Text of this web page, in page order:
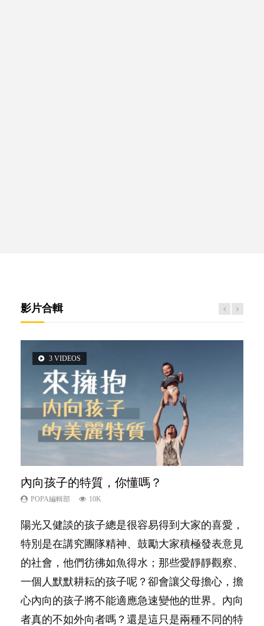
影片合輯
3 VIDEOS
內向孩子的特質，你懂嗎？
POPA編輯部 10K
陽光又健談的孩子總是很容易得到大家的喜愛，
特別是在講究團隊精神、鼓勵大家積極發表意見
的社會，他們彷彿如魚得水；那些愛靜靜觀察、
一個人默默耕耘的孩子呢？卻會讓父母擔心，擔
心內向的孩子將不能適應急速變他的世界。內向
者真的不如外向者嗎？還是這只是兩種不同的特
5 VIDEOS
夫妻必看！經營婚姻，沒捷徑
POPA編輯部 22.9K
你是不是也曾經以為只要跟相愛的人結婚，就自
然能走到白頭，但生了孩子卻發現事情不如你所
料？ 經營婚姻，不如我們想像的簡單，卻也不
是大家說得那麼難。一起來認識婚姻的真相！...
2 VIDEOS
想孩子學好外語，點做好？
POPA編輯部 9.9K
有人話學多種語言越早開始越好，有人卻說一時
間太多語言，會令孩子感到混淆，到底誰是誰
非？聽聽專家怎樣說，解開語言學習的迷思～...
14 VIDEOS
新手父母不用怕
POPA編輯部 16.3K
相信許多人初為人父母，由懷孕開始到孩子呱呱
落地，心中都有數之不盡的問題～這裡一次過集
合我們以往製作過的相關短片。 這段路讓我們
跟你同行～...
6 VIDEOS
孩子能力天注定？
POPA編輯部 7.9K
很多父母都希望孩子係個「叻仔叻女」，學業別
太差，日常自理井井有條。這樣的孩子是萬中無
一，還是魚與熊掌，不能兼得？...